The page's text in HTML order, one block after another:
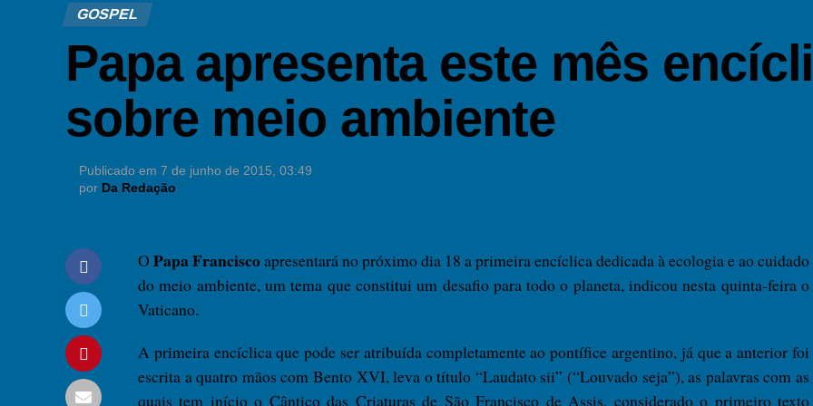
GOSPEL
Papa apresenta este mês
sobre meio ambiente
Publicado em 7 de junho de 2015, 03:49
por Da Redação
O Papa Franciscoapresentará no próximo dia 18 a primeira encíclica dedicada à ecologia e ao cuidado
do meio ambiente, um tema que constitui um desafio para todo o planeta, indicou nesta quinta-feira o
Vaticano.
A primeira encíclica que pode ser atribuída completamente ao pontífice argentino, já que a anterior foi
escrita a quatro mãos com Bento XVI, leva o título “Laudato sii” (“Louvado seja”), as palavras com as
quais tem início o Cântico das Criaturas de São Francisco de Assis, considerado o primeiro texto